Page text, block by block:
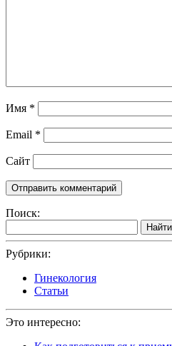
Имя *
Email *
Сайт
Поиск:
Найти
Рубрики:
Гинекология
Статьи
Это интересно: